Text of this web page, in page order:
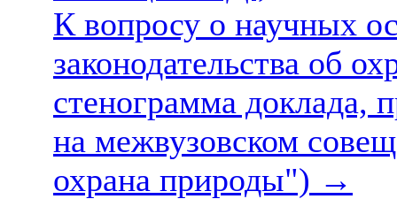
К вопросу о научных
законодательства об
стенограмма доклада,
на межвузовском
охрана природы") →